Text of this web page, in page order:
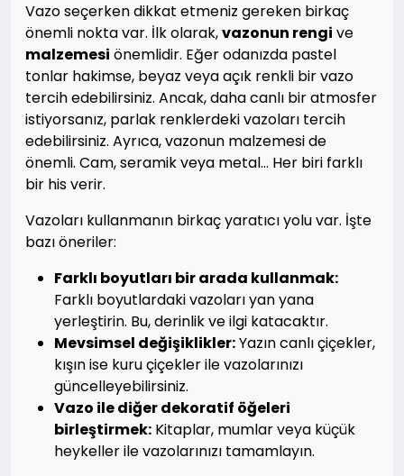
Vazo seçerken dikkat etmeniz gereken birkaç
önemli nokta var. İlk olarak,vazonun rengi ve
malzemesi önemlidir. Eğer odanızda pastel
tonlar hakimse, beyaz veya açık renkli bir vazo
tercih edebilirsiniz. Ancak, daha canlı bir atmosfer
istiyorsanız, parlak renklerdeki vazoları tercih
edebilirsiniz. Ayrıca, vazonun malzemesi de
önemli. Cam, seramik veya metal… Her biri farklı
bir his verir.
Vazoları kullanmanın birkaç yaratıcı yolu var. İşte
bazı öneriler:
Farklı boyutları bir arada kullanmak:
Farklı boyutlardaki vazoları yan yana
yerleştirin. Bu, derinlik ve ilgi katacaktır.
Mevsimsel değişiklikler:Yazın canlı çiçekler,
kışın ise kuru çiçekler ile vazolarınızı
güncelleyebilirsiniz.
Vazo ile diğer dekoratif öğeleri
birleştirmek: Kitaplar, mumlar veya küçük
heykeller ile vazolarınızı tamamlayın.